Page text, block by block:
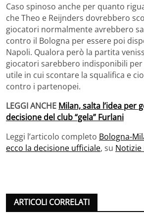
Caso spinoso anche per quanto
che Theo e Reijnders dovrebbero
giocatori normalmente avrebbero
contro il Bologna per essere poi
Napoli. Qualora però la partita
giocatori sarebbero indisponibili
utile in cui scontare la squalifica e
contro i partenopei.
LEGGI ANCHE Milan, salta l’idea per
decisione del club “gela” Furlani
Leggi l’articolo completo Bologna-
ecco la decisione ufficiale, su Notizie
ARTICOLI CORRELATI